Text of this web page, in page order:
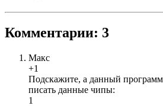
Комментарии: 3
Макс
+1
Подскажите, а данный
писать данные чипы:
1